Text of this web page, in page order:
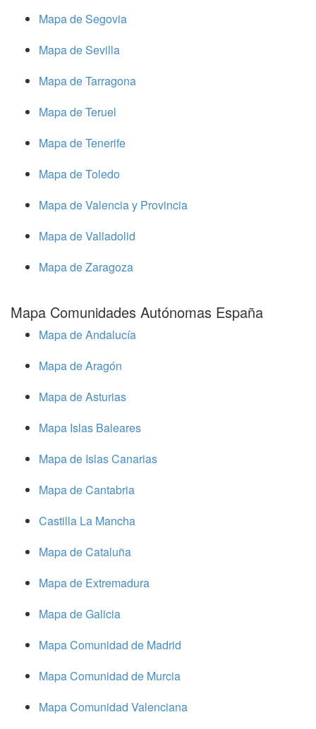
Mapa de Segovia
Mapa de Sevilla
Mapa de Tarragona
Mapa de Teruel
Mapa de Tenerife
Mapa de Toledo
Mapa de Valencia y Provincia
Mapa de Valladolid
Mapa de Zaragoza
Mapa Comunidades Autónomas España
Mapa de Andalucía
Mapa de Aragón
Mapa de Asturias
Mapa Islas Baleares
Mapa de Islas Canarias
Mapa de Cantabria
Castilla La Mancha
Mapa de Cataluña
Mapa de Extremadura
Mapa de Galicia
Mapa Comunidad de Madrid
Mapa Comunidad de Murcia
Mapa Comunidad Valenciana